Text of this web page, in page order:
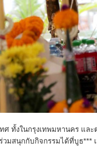
ศ ทั้งในกรุงเทพมหานคร แล
มสนุกกับกิจกรรมได้ที่บูธ***